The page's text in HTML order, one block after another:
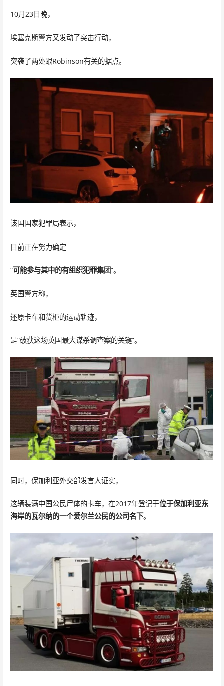
10月23日晚，
埃塞克斯警方又发动了突击行动，
突袭了两处跟Robinson有关的据点。
该国国家犯罪局表示，
目前正在努力确定
“可能参与其中的有组织犯罪集团”。
英国警方称，
还原卡车和货柜的运动轨迹，
是“破获这场英国最大谋杀调查案的关键”。
同时，保加利亚外交部发言人证实，
这辆装满中国公民尸体的卡车，在2017年登记于位于保加利亚东
海岸的瓦尔纳的一个爱尔兰公民的公司名下。